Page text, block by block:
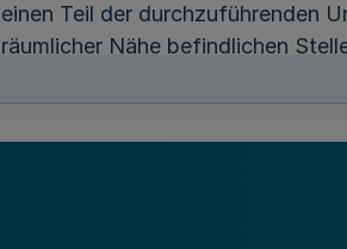
einen Teil der durchzuführenden
räumlicher Nähe befindlichen
Organisationseinheit bilden.